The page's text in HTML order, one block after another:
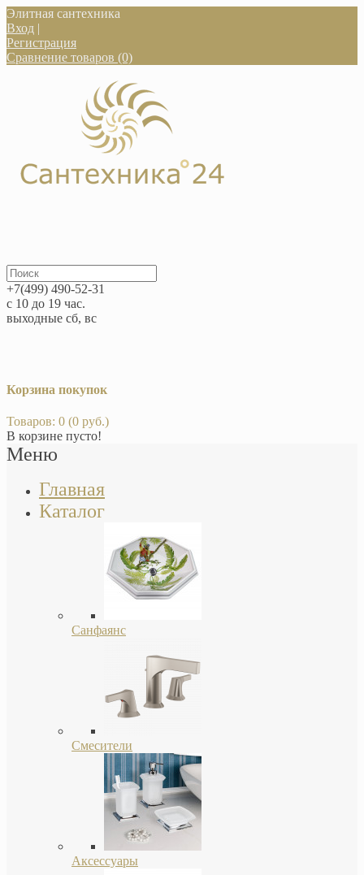
Элитная сантехника
Вход |
Регистрация
Сравнение товаров (0)
+7(499) 490-52-31
с 10 до 19 час.
выходные сб, вс
Корзина покупок
Товаров: 0 (0 руб.)
В корзине пусто!
Меню
Главная
Каталог
Санфаянс
Смесители
Аксессуары